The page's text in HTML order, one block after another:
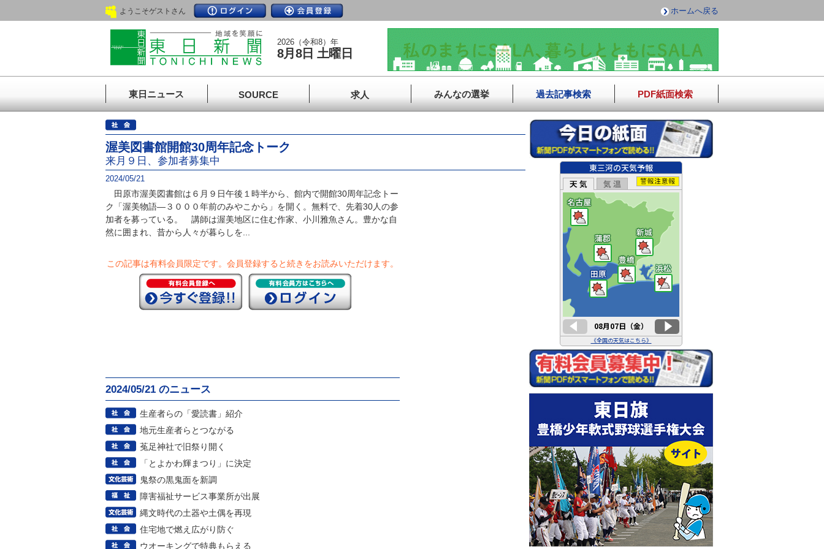
ようこそゲストさん ホームへ戻る
2026（令和8）年
8月8日 土曜日
東日ニュース SOURCE 求人 みんなの選挙 過去記事検索 PDF紙面検索
渥美図書館開館30周年記念トーク
来月９日、参加者募集中
2024/05/21
田原市渥美図書館は６月９日午後１時半から、館内で開館30周年記念トー
ク「渥美物語―３０００年前のみやこから」を開く。無料で、先着30人の参
加者を募っている。 講師は渥美地区に住む作家、小川雅魚さん。豊かな自
然に囲まれ、昔から人々が暮らしを...
この記事は有料会員限定です。 会員登録すると続きをお読みいただけます。
2024/05/21 のニュース
生産者らの「愛読書」紹介
地元生産者らとつながる
菟足神社で旧祭り開く
「とよかわ輝まつり」に決定
鬼祭の黒鬼面を新調
障害福祉サービス事業所が出展
縄文時代の土器や土偶を再現
住宅地で燃え広がり防ぐ
ウオーキングで特典もらえる